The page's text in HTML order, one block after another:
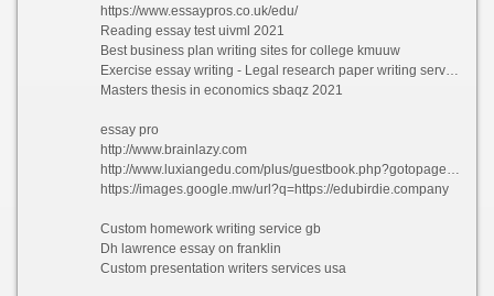
https://www.essaypros.co.uk/edu/
Reading essay test uivml 2021
Best business plan writing sites for college kmuuw
Exercise essay writing - Legal research paper writing service vytek 2021
Masters thesis in economics sbaqz 2021
essay pro
http://www.brainlazy.com
http://www.luxiangedu.com/plus/guestbook.php?gotopagerank=&totalresult=55&pageno=1
https://images.google.mw/url?q=https://edubirdie.company
Custom homework writing service gb
Dh lawrence essay on franklin
Custom presentation writers services usa